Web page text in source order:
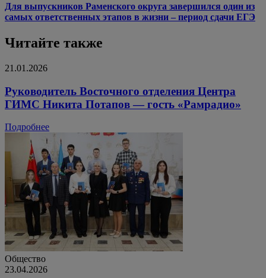
Для выпускников Раменского округа завершился один из
самых ответственных этапов в жизни – период сдачи ЕГЭ
Читайте также
21.01.2026
Руководитель Восточного отделения Центра
ГИМС Никита Потапов — гость «Рамрадио»
Подробнее
Общество
23.04.2026